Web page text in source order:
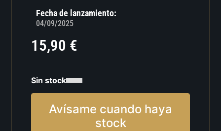
Fecha de lanzamiento:
04/09/2025
15,90 €
Sin stock
Avísame cuando haya
stock